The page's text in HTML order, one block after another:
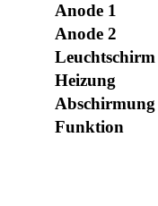
Anode 1
Anode 2
Leuchtschirm
Heizung
Abschirmung
Funktion